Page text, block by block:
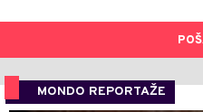
MONDO REPORTAŽE